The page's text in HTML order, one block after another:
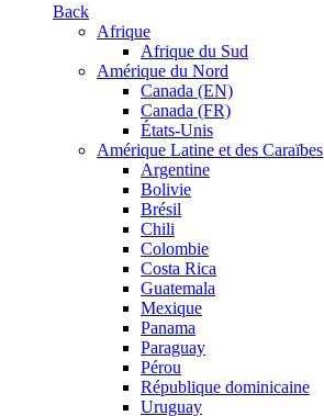
Back
Afrique
Afrique du Sud
Amérique du Nord
Canada (EN)
Canada (FR)
États-Unis
Amérique Latine et des Caraïbes
Argentine
Bolivie
Brésil
Chili
Colombie
Costa Rica
Guatemala
Mexique
Panama
Paraguay
Pérou
République dominicaine
Uruguay